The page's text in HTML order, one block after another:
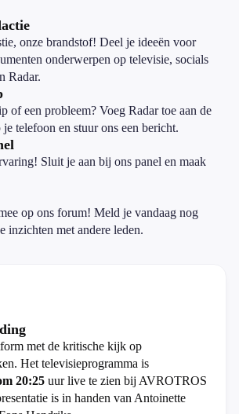
onze brandstof! Deel je ideeën voor
onderwerpen op televisie, socials
Radar.
of een probleem? Voeg Radar toe aan de
je telefoon en stuur ons een bericht.
Sluit je aan bij ons panel en maak
op ons forum! Meld je vandaag nog
inzichten met andere leden.
met de kritische kijk op
Het televisieprogramma is
20:25 uur live te zien bij AVROTROS
is in handen van Antoinette